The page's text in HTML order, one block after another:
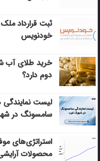
ثبت قرارداد
خودنویس
خرید طلای آب
دوم دارد؟
لیست نمایندگی
سامسونگ در
استراتژی‌های
محصولات